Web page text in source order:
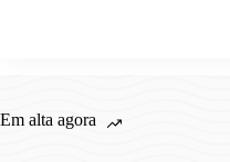
explica,
de
Em alta agora